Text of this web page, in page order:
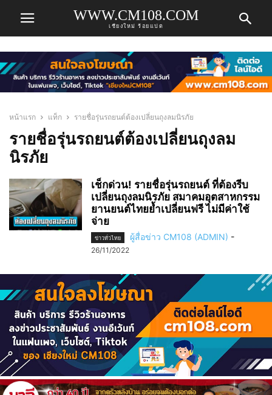
WWW.CM108.COM
เชียงใหม่ ร้อยแปด
หน้าแรก แท็ก รายชื่อรุ่นรถยนต์ต้องเปลี่ยนถุงลมนิรภัย
รายชื่อรุ่นรถยนต์ต้องเปลี่ยนถุงลม
นิรภัย
เช็กด่วน! รายชื่อรุ่นรถยนต์ ที่ต้องรีบ
เปลี่ยนถุงลมนิรภัย สมาคมอุตสาหกรรม
ยานยนต์ไทยย้ำเปลี่ยนฟรี ไม่มีค่าใช้
จ่าย
ข่าวทั่วไทย ผู้สื่อข่าว CM108 (ADMIN) -
26/11/2022